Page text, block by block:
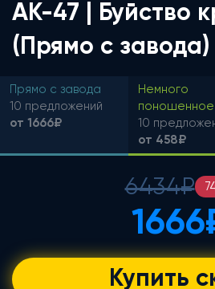
AK-47 | Буйство
(Прямо с завода)
Прямо с завода
10 предложений
от 1666₽
Немного
поношенное
10
от 458₽
6434₽
1666
Купить